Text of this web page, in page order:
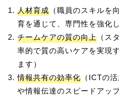
人材育成 （職員のスキルを
育を通じて、専門性を強化し
チームケアの質の向上 （ス
率的で質の高いケアを実現
ます）
情報共有の効率化 （ICTの
や情報伝達のスピードアッ